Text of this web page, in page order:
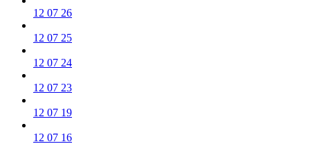
12 07 26
12 07 25
12 07 24
12 07 23
12 07 19
12 07 16